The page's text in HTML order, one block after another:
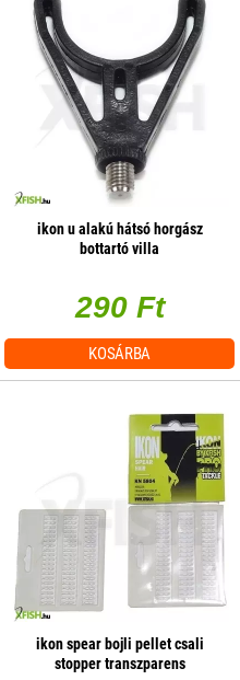
ikon u alakú hátsó horgász
bottartó villa
290 Ft
KOSÁRBA
ikon spear bojli pellet csali
stopper transzparens